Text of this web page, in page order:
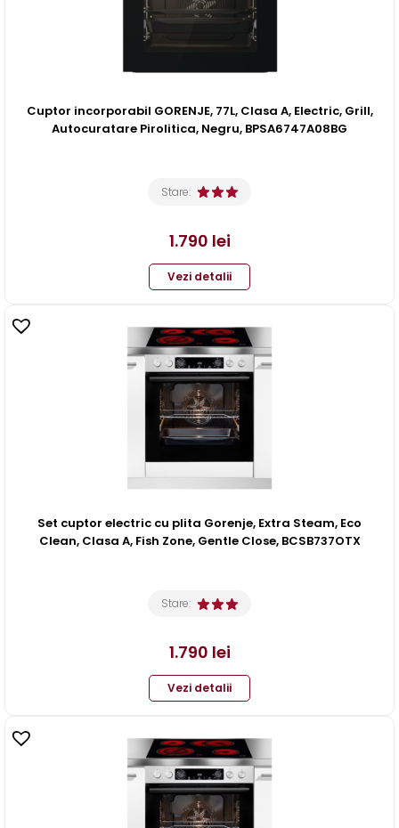
Cuptor incorporabil GORENJE, 77L, Clasa A, Electric, Grill,
Autocuratare Pirolitica, Negru, BPSA6747A08BG
Stare:
1.790 lei
Vezi detalii
Set cuptor electric cu plita Gorenje, Extra Steam, Eco
Clean, Clasa A, Fish Zone, Gentle Close, BCSB737OTX
Stare:
1.790 lei
Vezi detalii